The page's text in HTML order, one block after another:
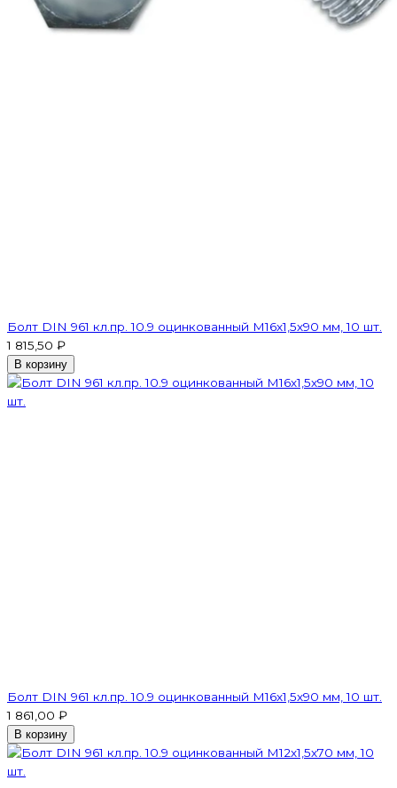
Болт DIN 961 кл.пр. 10.9 оцинкованный М16х1,5х90 мм, 10 шт.
1 815,50 ₽
В корзину
Болт DIN 961 кл.пр. 10.9 оцинкованный М16х1,5х90 мм, 10 шт.
1 861,00 ₽
В корзину